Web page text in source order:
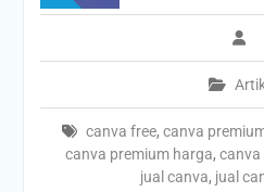
canva free,canva
canva premium harga,canva
jual canva, jual